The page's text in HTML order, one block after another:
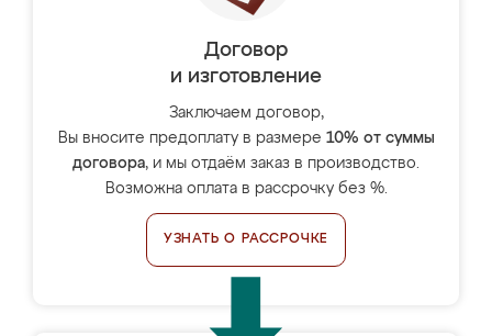
Договор
и изготовление
Заключаем договор,
Вы вносите предоплату в размере 10% от суммы
договора, и мы отдаём заказ в производство.
Возможна оплата в рассрочку без %.
УЗНАТЬ О РАССРОЧКЕ